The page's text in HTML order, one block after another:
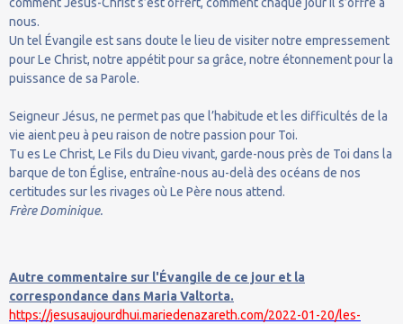
nous.
Un tel Évangile est sans doute le lieu de visiter notre empressement
pour Le Christ, notre appétit pour sa grâce, notre étonnement pour la
puissance de sa Parole.
Seigneur Jésus, ne permet pas que l’habitude et les difficultés de la
vie aient peu à peu raison de notre passion pour Toi.
Tu es Le Christ, Le Fils du Dieu vivant, garde-nous près de Toi dans la
barque de ton Église, entraîne-nous au-delà des océans de nos
certitudes sur les rivages où Le Père nous attend.
Frère Dominique.
Autre commentaire sur l'Évangile de ce jour et la
correspondance dans Maria Valtorta.
https://jesusaujourdhui.mariedenazareth.com/2022-01-20/les-